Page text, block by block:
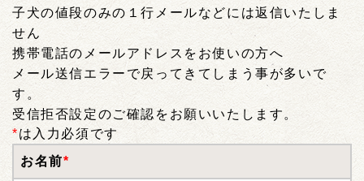
子犬の値段のみの１行メールなどには返信いたしま
せん
携帯電話のメールアドレスをお使いの方へ
メール送信エラーで戻ってきてしまう事が多いで
す。
受信拒否設定のご確認をお願いいたします。
*は入力必須です
お名前*